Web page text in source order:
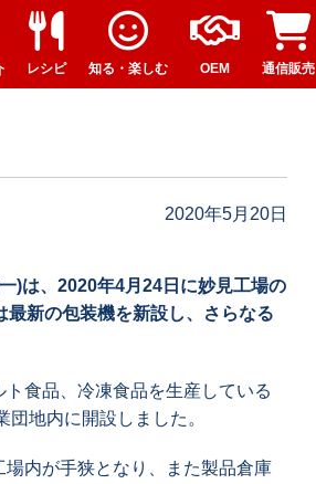
レシピ 知る・楽しむ OEM 通信販売
2020年5月20日
)は、2020年4月24日に妙見工場の
新の包装機を新設し、さらなる
食品、冷凍食品を生産している
地内に開設しました。
内が手狭となり、また製品倉庫